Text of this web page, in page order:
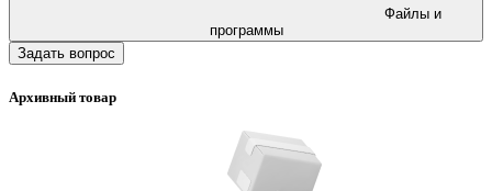
программы
Задать вопрос
Архивный товар